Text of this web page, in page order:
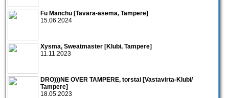
Fu Manchu [Tavara-asema, Tampere]
15.06.2024
Xysma, Sweatmaster [Klubi, Tampere]
11.11.2023
DRO)))NE OVER TAMPERE, torstai [Vastavirta-Klubi/
Tampere]
18.05.2023